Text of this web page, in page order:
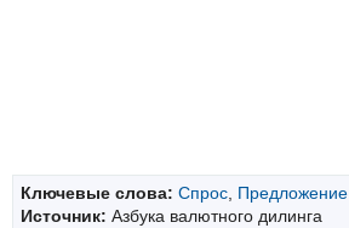
Ключевые слова: Спрос, Предложение
Источник: Азбука валютного дилинга